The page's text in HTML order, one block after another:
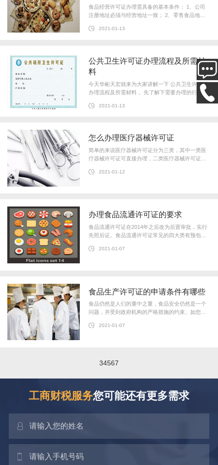
食品经营许可证办理需具备的基本条件： 1、公司
注册地址必须与经营地址一致； 2、零售食品地址
库）； 3、经营地址的使用面积不低于
2021-01-13
公共卫生许可证办理流程及所需材
料
今天华彬天宏就来为大家讲解一下 公共卫生许可证
办理流程及所需材料 。先了解下需要办理的行业：
： 美容店；理发店；沐足店。 一、选址要求 1. 产
证要求：商业、店铺 2. 面积要求
2021-01-13
怎么办理医疗器械许可证
简单的来说医疗器械许可证分为三类，其中一类医
疗器械许可证可直接办理，二类医疗器械许可证需
审核通过才可以办理。医疗器械许
2021-01-12
办理食品流通许可证的要求
食品流通许可证在2014年之后改为后置审批，实行
先照后证。食品流通许可证常见的四大类有预包装
证是国家工商行政部门对于从事食品
2021-01-07
食品生产许可证的申请条件有哪些
食品仍然是人们的重中之重，食品安全仍然是一个
问题，并受到政府机构的严格措施的约束。如您所
的食品经营许可证。今天华彬天宏
2021-01-07
34567
工商财税服务您可能还有更多需求